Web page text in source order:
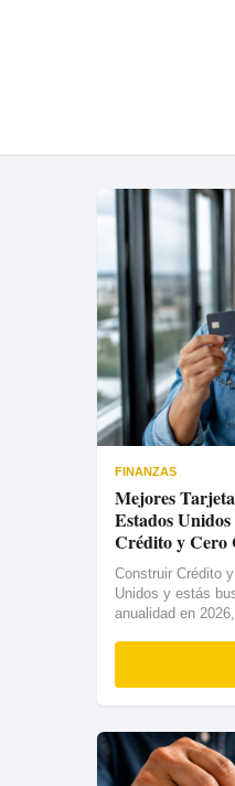
FINANZAS
Mejores
Estados
Crédito y Cero
Construir Crédito
Unidos y estás
anualidad en